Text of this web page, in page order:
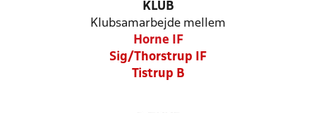
KLUB
Klubsamarbejde mellem
Horne IF
Sig/Thorstrup IF
Tistrup B